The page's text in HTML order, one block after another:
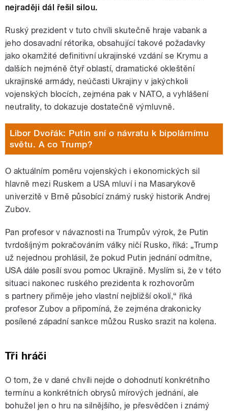
nejraději dál řešil silou.
Ruský prezident v tuto chvíli skutečně hraje vabank a
jeho dosavadní rétorika, obsahující takové požadavky
jako okamžité definitivní ukrajinské vzdání se Krymu a
dalších nejméně čtyř oblastí, dramatické okleštění
ukrajinské armády, neúčasti Ukrajiny v jakýchkoli
vojenských blocích, zejména pak v NATO, a vyhlášení
neutrality, to dokazuje dostatečně výmluvně.
Libor Dvořák: Putin sní o návratu k bipolárnímu
světu. A co Trump?
O aktuálním poměru vojenských i ekonomických sil
hlavně mezi Ruskem a USA mluví i na Masarykově
univerzitě v Brně působící známý ruský historik Andrej
Zubov.
Pan profesor v návaznosti na Trumpův výrok, že Putin
tvrdošíjným pokračováním války ničí Rusko, říká: „Trump
už nejednou prohlásil, že pokud Putin jednání odmítne,
USA dále posílí svou pomoc Ukrajině. Myslím si, že v této
situaci nakonec ruského prezidenta k rozhovorům
s partnery přiměje jeho vlastní nejbližší okolí,“ říká
profesor Zubov a připomíná, že zejména drakonicky
posílené západní sankce můžou Rusko srazit na kolena.
Tři hráči
O tom, že v dané chvíli nejde o dohodnutí konkrétního
termínu a konkrétních obrysů mírových jednání, ale
bohužel jen o hru na silnějšího, je přesvědčen i známý